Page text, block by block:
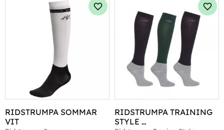
RIDSTRUMPA SOMMAR
VIT
Lägg till i favoriter
RIDSTRUMPA TRAINING
STYLE